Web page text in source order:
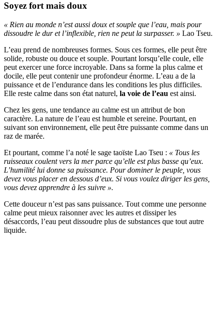
Soyez fort mais doux
« Rien au monde n’est aussi doux et souple que l’eau, mais pour
dissoudre le dur et l’inflexible, rien ne peut la surpasser. » Lao Tseu.
L’eau prend de nombreuses formes. Sous ces formes, elle peut être
solide, robuste ou douce et souple. Pourtant lorsqu’elle coule, elle
peut exercer une force incroyable. Dans sa forme la plus calme et
docile, elle peut contenir une profondeur énorme. L’eau a de la
puissance et de l’endurance dans les conditions les plus difficiles.
Elle reste calme dans son état naturel, la voie de l’eau est ainsi.
Chez les gens, une tendance au calme est un attribut de bon
caractère. La nature de l’eau est humble et sereine. Pourtant, en
suivant son environnement, elle peut être puissante comme dans un
raz de marée.
Et pourtant, comme l’a noté le sage taoïste Lao Tseu : « Tous les
ruisseaux coulent vers la mer parce qu’elle est plus basse qu’eux.
L’humilité lui donne sa puissance. Pour dominer le peuple, vous
devez vous placer en dessous d’eux. Si vous voulez diriger les gens,
vous devez apprendre à les suivre ».
Cette douceur n’est pas sans puissance. Tout comme une personne
calme peut mieux raisonner avec les autres et dissiper les
désaccords, l’eau peut dissoudre plus de substances que tout autre
liquide.